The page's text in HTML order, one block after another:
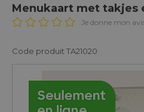
Menukaart met takjes
Je donne mon
Code produit TA21020